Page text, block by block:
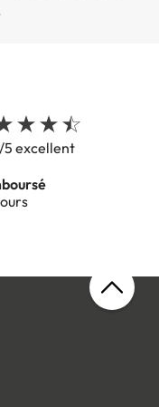
excellent
5 ans
nos produits